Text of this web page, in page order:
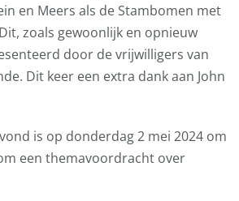
en Meers als de Stambomen met
zoals gewoonlijk en opnieuw
door de vrijwilligers van
Dit keer een extra dank aan John
is op donderdag 2 mei 2024 om
een themavoordracht over